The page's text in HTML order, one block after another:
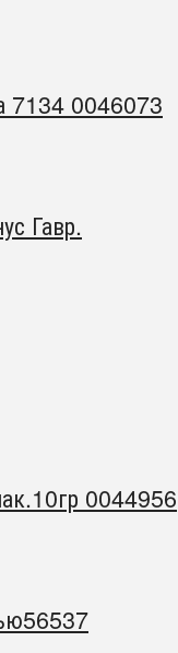
7134 0046073
Гавр.
0044956